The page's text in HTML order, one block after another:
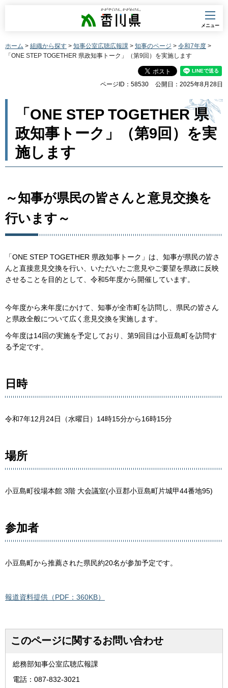
香川県
メニュー
ホーム > 組織から探す > 知事公室広聴広報課 > 知事のページ > 令和7年度 >
「ONE STEP TOGETHER 県政知事トーク」（第9回）を実施します
ページID：58530 公開日：2025年8月28日
「ONE STEP TOGETHER 県
政知事トーク」（第9回）を実
施します
～知事が県民の皆さんと意見交換を
行います～
「ONE STEP TOGETHER 県政知事トーク」は、知事が県民の皆さ
んと直接意見交換を行い、いただいたご意見やご要望を県政に反映
させることを目的として、令和5年度から開催しています。
今年度から来年度にかけて、知事が全市町を訪問し、県民の皆さん
と県政全般について広く意見交換を実施します。
今年度は14回の実施を予定しており、第9回目は小豆島町を訪問す
る予定です。
日時
令和7年12月24日（水曜日）14時15分から16時15分
場所
小豆島町役場本館 3階 大会議室(小豆郡小豆島町片城甲44番地95)
参加者
小豆島町から推薦された県民約20名が参加予定です。
報道資料提供（PDF：360KB）
このページに関するお問い合わせ
総務部知事公室広聴広報課
電話：087-832-3021